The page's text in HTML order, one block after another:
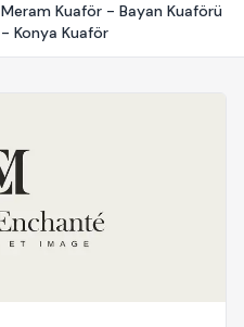
Meram Kuaför - Bayan Kuaförü
- Konya Kuaför